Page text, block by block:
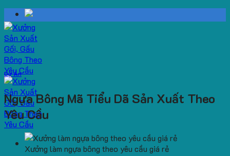
Skip
to
content
Dự Án
Ngựa Bông Mã Tiểu Dã Sản Xuất Theo
Yêu Cầu
Xưởng làm ngựa bông theo yêu cầu giá rẻ